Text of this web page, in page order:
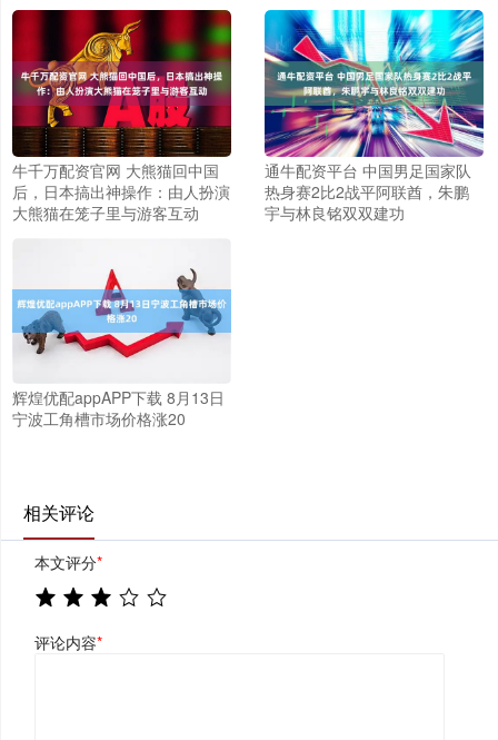
牛千万配资官网 大熊猫回中国
后，日本搞出神操作：由人扮演
大熊猫在笼子里与游客互动
通牛配资平台 中国男足国家队
热身赛2比2战平阿联酋，朱鹏
宇与林良铭双双建功
辉煌优配appAPP下载 8月13日
宁波工角槽市场价格涨20
相关评论
本文评分*
评论内容*